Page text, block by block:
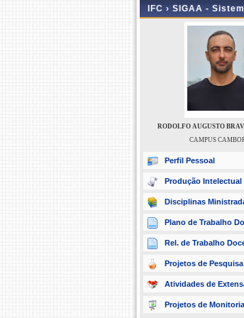
IFC › SIGAA -
RODOLFO AUGUSTO
CAMPUS
Perfil Pessoal
Produção Intelectual
Disciplinas
Plano de Trabalho
Rel. de Trabalho
Projetos de Pesquisa
Atividades de
Projetos de Monitoria